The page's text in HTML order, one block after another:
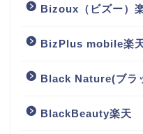
Bizoux（ビズー）
BizPlus mobile楽
Black Nature(ブラ
BlackBeauty楽天